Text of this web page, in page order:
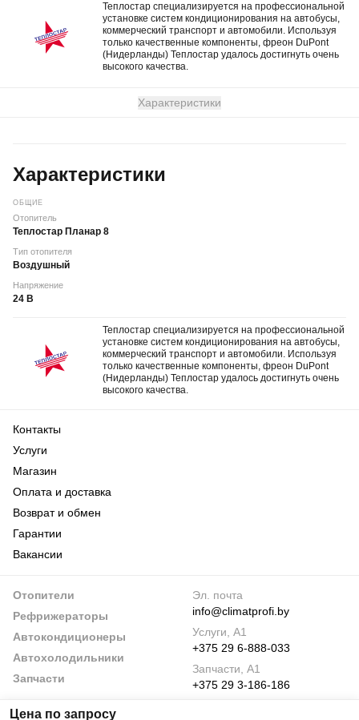
Цена по запросу
Теплостар специализируется на профессиональной
установке систем кондиционирования на автобусы,
коммерческий транспорт и автомобили. Используя
только качественные компоненты, фреон DuPont
(Нидерланды) Теплостар удалось достигнуть очень
высокого качества.
Характеристики
Характеристики
ОБЩИЕ
Отопитель
Теплостар Планар 8
Тип отопителя
Воздушный
Напряжение
24 В
Теплостар специализируется на профессиональной
установке систем кондиционирования на автобусы,
коммерческий транспорт и автомобили. Используя
только качественные компоненты, фреон DuPont
(Нидерланды) Теплостар удалось достигнуть очень
высокого качества.
Отопители
Рефрижераторы
Автокондиционеры
Автохолодильники
Запчасти
Контакты
Услуги
Магазин
Оплата и доставка
Возврат и обмен
Гарантии
Вакансии
Эл. почта
info@climatprofi.by
Услуги, А1
+375 29 6-888-033
Запчасти, А1
+375 29 3-186-186